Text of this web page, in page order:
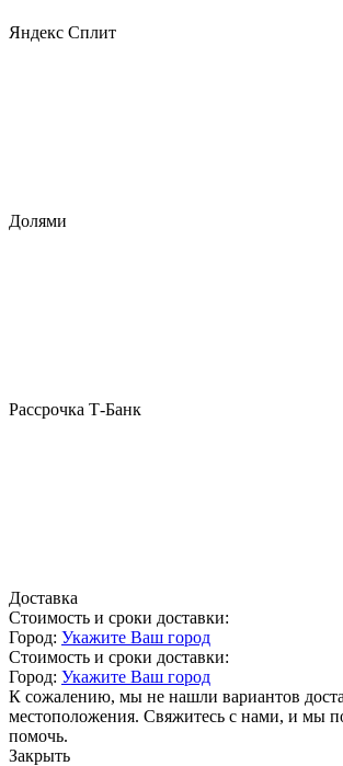
Яндекс Сплит
Долями
Рассрочка Т-Банк
Доставка
Стоимость и сроки доставки:
Город: Укажите Ваш город
Стоимость и сроки доставки:
Город: Укажите Ваш город
К сожалению, мы не нашли вариантов
местоположения. Свяжитесь с нами, и мы
помочь.
Закрыть